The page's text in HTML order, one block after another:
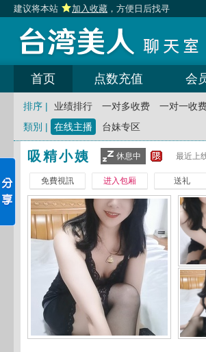
建议将本站 加入收藏 ，方便日后找寻
首页 点数充值 会
排序 | 业绩排行 一对多收费
一对一收
類別 |
在线主播 台妹专区
吸精小姨 休息中 最近上
免費視訊 进入包厢 送礼